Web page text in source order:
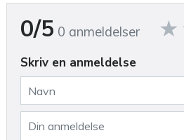
Den matte kalkede finish tilføjer
giver overflader et blødt, sanseligt
fungerer smukt sammen med både
fremhæver naturlige materialer
Malingen er økologisk,
påføre. Den har en høj
0/5 0 anmeldelser
Skriv en anmeldelse